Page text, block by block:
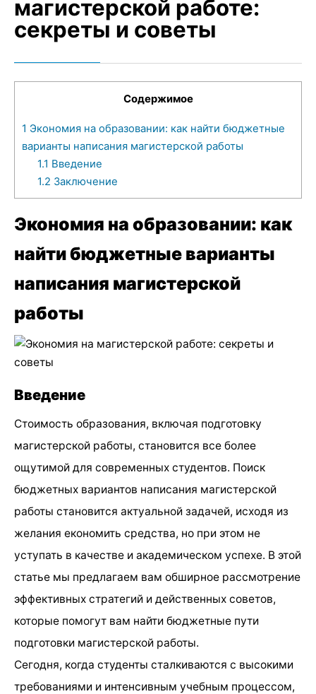
магистерской работе:
секреты и советы
Содержимое
1 Экономия на образовании: как найти бюджетные
варианты написания магистерской работы
1.1 Введение
1.2 Заключение
Экономия на образовании: как
найти бюджетные варианты
написания магистерской
работы
Введение
Стоимость образования, включая подготовку
магистерской работы, становится все более
ощутимой для современных студентов. Поиск
бюджетных вариантов написания магистерской
работы становится актуальной задачей, исходя из
желания економить средства, но при этом не
уступать в качестве и академическом успехе. В этой
статье мы предлагаем вам обширное рассмотрение
эффективных стратегий и действенных советов,
которые помогут вам найти бюджетные пути
подготовки магистерской работы.
Сегодня, когда студенты сталкиваются с высокими
требованиями и интенсивным учебным процессом,